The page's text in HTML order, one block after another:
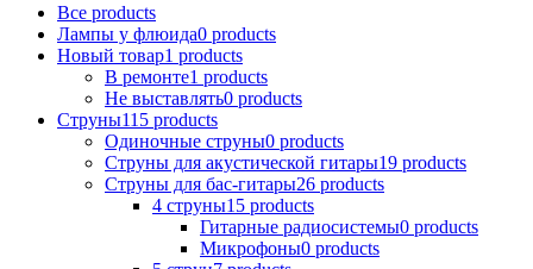
Все products
Лампы у флюида0 products
Новый товар1 products
В ремонтe1 products
Не выставлять0 products
Струны115 products
Одиночные струны0 products
Струны для акустической гитары19 products
Струны для бас-гитары26 products
4 струны15 products
Гитарные радиосистемы0 products
Микрофоны0 products